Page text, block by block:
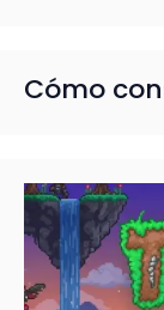
Cómo